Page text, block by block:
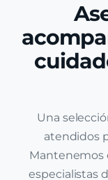
Una
atendidos
Mantenemos
especialistas